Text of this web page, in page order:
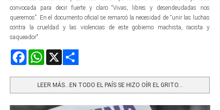
convocada para decir fuerte y claro “Vivas, libres y desendeudadas nos
queremos”. En el documento oficial se remarcó la necesidad de “unir las luchas
contra la crueldad y las violencias de este gobierno machista, racista y
saqueador".
FacebookWhatsApp
LEER MÁS…EN TODO EL PAÍS SE HIZO OÍR EL GRITO...